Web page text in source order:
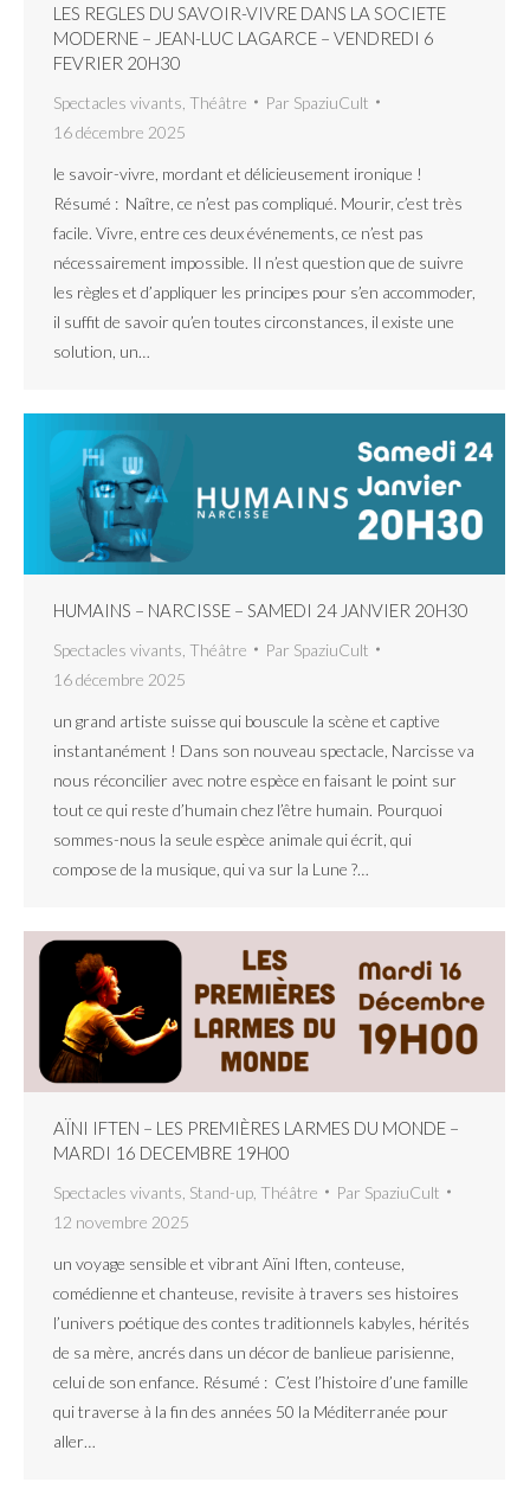
LES REGLES DU SAVOIR-VIVRE DANS LA SOCIETE
MODERNE – JEAN-LUC LAGARCE – VENDREDI 6
FEVRIER 20H30
Spectacles vivants Théâtre Par SpaziuCult
16 décembre 2025
le savoir-vivre, mordant et délicieusement ironique !
Résumé : Naître, ce n’est pas compliqué. Mourir, c’est très
facile. Vivre, entre ces deux événements, ce n’est pas
nécessairement impossible. Il n’est question que de suivre
les règles et d’appliquer les principes pour s’en accommoder,
il suffit de savoir qu’en toutes circonstances, il existe une
solution, un…
HUMAINS – NARCISSE – SAMEDI 24 JANVIER 20H30
Spectacles vivants Théâtre Par SpaziuCult
16 décembre 2025
un grand artiste suisse qui bouscule la scène et captive
instantanément ! Dans son nouveau spectacle, Narcisse va
nous réconcilier avec notre espèce en faisant le point sur
tout ce qui reste d’humain chez l’être humain. Pourquoi
sommes-nous la seule espèce animale qui écrit, qui
compose de la musique, qui va sur la Lune ?…
AÏNI IFTEN – LES PREMIÈRES LARMES DU MONDE –
MARDI 16 DECEMBRE 19H00
Spectacles vivants Stand-up Théâtre Par SpaziuCult
12 novembre 2025
un voyage sensible et vibrant Aïni Iften, conteuse,
comédienne et chanteuse, revisite à travers ses histoires
l’univers poétique des contes traditionnels kabyles, hérités
de sa mère, ancrés dans un décor de banlieue parisienne,
celui de son enfance. Résumé : C’est l’histoire d’une famille
qui traverse à la fin des années 50 la Méditerranée pour
aller…